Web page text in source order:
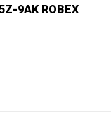
9AK ROBEX